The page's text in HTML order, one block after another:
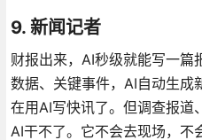
9. 新闻记者
财报出来，AI秒级就能写一篇
数据、关键事件，AI自动生成
在用AI写快讯了。但调查报道
AI干不了。它不会去现场，不